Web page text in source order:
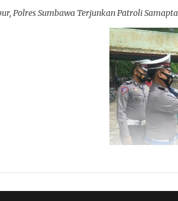
Sumbawa Terjunkan Patroli